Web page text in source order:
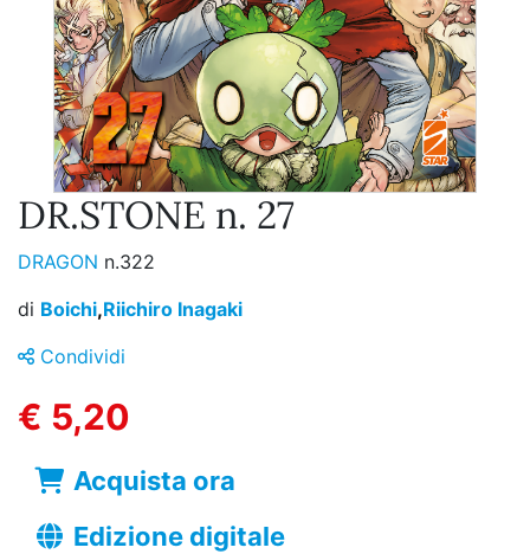
DR.STONE n. 27
DRAGON n.322
di Boichi,Riichiro Inagaki
Condividi
€ 5,20
Acquista ora
Edizione digitale